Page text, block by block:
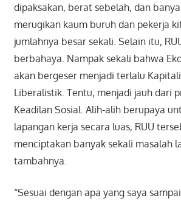
dipaksakan, berat sebelah, dan
merugikan kaum buruh dan pekerja
jumlahnya besar sekali. Selain itu,
berbahaya. Nampak sekali bahwa
akan bergeser menjadi terlalu
Liberalistik. Tentu, menjadi jauh dari
Keadilan Sosial. Alih-alih berupaya
lapangan kerja secara luas, RUU
menciptakan banyak sekali masalah
tambahnya.
“Sesuai dengan apa yang saya